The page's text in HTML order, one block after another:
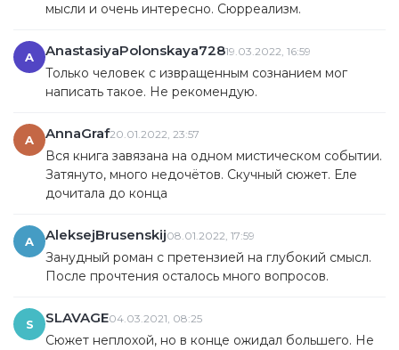
мысли и очень интересно. Сюрреализм.
A AnastasiyaPolonskaya72819.03.2022, 16:59
Только человек с извращенным сознанием мог
написать такое. Не рекомендую.
A AnnaGraf20.01.2022, 23:57
Вся книга завязана на одном мистическом событии.
Затянуто, много недочётов. Скучный сюжет. Еле
дочитала до конца
A AleksejBrusenskij08.01.2022, 17:59
Занудный роман с претензией на глубокий смысл.
После прочтения осталось много вопросов.
S SLAVAGE04.03.2021, 08:25
Сюжет неплохой, но в конце ожидал большего. Не